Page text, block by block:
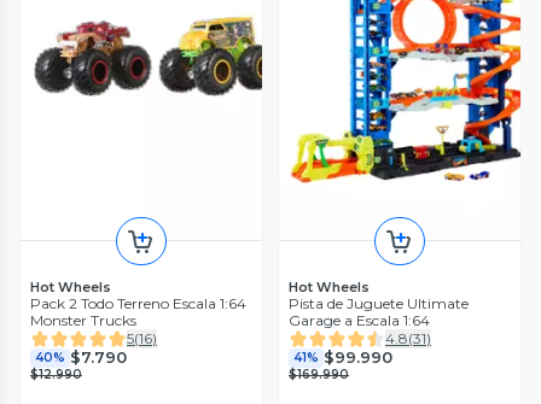
Hot Wheels
Pack 2 Todo Terreno Escala 1:64
Monster Trucks
5(16)
40% $7.790
$12.990
Hot Wheels
Pista de Juguete Ultimate
Garage a Escala 1:64
4.8(31)
41% $99.990
$169.990